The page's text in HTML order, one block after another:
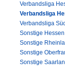
Verbandsliga
Verbandsliga
Verbandsliga
Sonstige Hessen
Sonstige
Sonstige
Sonstige